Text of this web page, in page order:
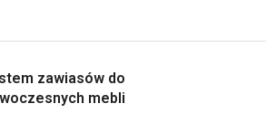
zawiasów do
mebli